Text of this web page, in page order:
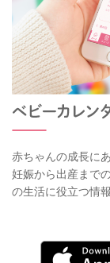
赤ちゃんの成長に
妊娠から出産まで
の生活に役立つ情